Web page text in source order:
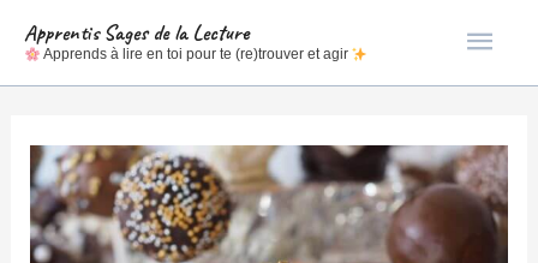
Apprentis Sages de la Lecture
Apprends à lire en toi pour te (re)trouver et agir